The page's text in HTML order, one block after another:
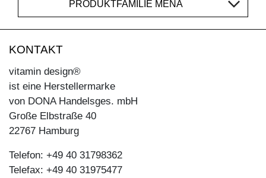
PRODUKTFAMILIE MENA
KONTAKT
vitamin design®
ist eine Herstellermarke
von DONA Handelsges. mbH
Große Elbstraße 40
22767 Hamburg
Telefon: +49 40 31798362
Telefax: +49 40 31975477